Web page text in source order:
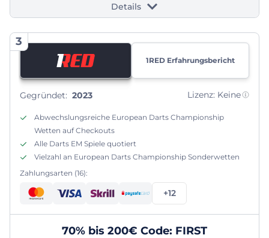
Details
3
1RED Erfahrungsbericht
Gegründet: 2023 Lizenz: Keine
Abwechslungsreiche European Darts Championship
Wetten auf Checkouts
Alle Darts EM Spiele quotiert
Vielzahl an European Darts Championship Sonderwetten
Zahlungsarten (16):
+12
70% bis 200€ Code: FIRST